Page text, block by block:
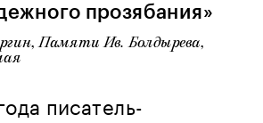
прозябания»
Памяти Ив. Болдырева,
писатель-